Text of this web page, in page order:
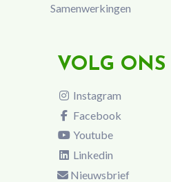
Samenwerkingen
VOLG ONS
Instagram
Facebook
Youtube
Linkedin
Nieuwsbrief